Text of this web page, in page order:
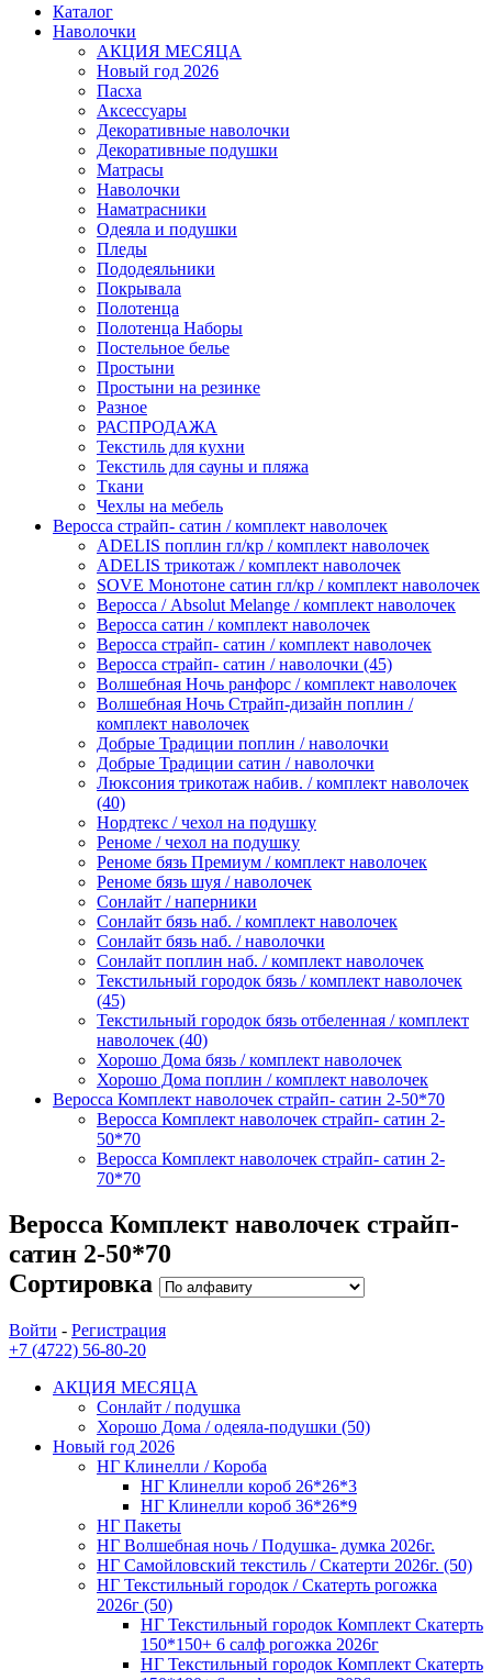
Каталог
Наволочки
АКЦИЯ МЕСЯЦА
Новый год 2026
Пасха
Аксессуары
Декоративные наволочки
Декоративные подушки
Матрасы
Наволочки
Наматрасники
Одеяла и подушки
Пледы
Пододеяльники
Покрывала
Полотенца
Полотенца Наборы
Постельное белье
Простыни
Простыни на резинке
Разное
РАСПРОДАЖА
Текстиль для кухни
Текстиль для сауны и пляжа
Ткани
Чехлы на мебель
Веросса страйп- сатин / комплект наволочек
ADELIS поплин гл/кр / комплект наволочек
ADELIS трикотаж / комплект наволочек
SOVE Монотоне сатин гл/кр / комплект наволочек
Веросса / Absolut Melange / комплект наволочек
Веросса сатин / комплект наволочек
Веросса страйп- сатин / комплект наволочек
Веросса страйп- сатин / наволочки (45)
Волшебная Ночь ранфорс / комплект наволочек
Волшебная Ночь Страйп-дизайн поплин /
комплект наволочек
Добрые Традиции поплин / наволочки
Добрые Традиции сатин / наволочки
Люксония трикотаж набив. / комплект наволочек
(40)
Нордтекс / чехол на подушку
Реноме / чехол на подушку
Реноме бязь Премиум / комплект наволочек
Реноме бязь шуя / наволочек
Сонлайт / наперники
Сонлайт бязь наб. / комплект наволочек
Сонлайт бязь наб. / наволочки
Сонлайт поплин наб. / комплект наволочек
Текстильный городок бязь / комплект наволочек
(45)
Текстильный городок бязь отбеленная / комплект
наволочек (40)
Хорошо Дома бязь / комплект наволочек
Хорошо Дома поплин / комплект наволочек
Веросса Комплект наволочек страйп- сатин 2-50*70
Веросса Комплект наволочек страйп- сатин 2-
50*70
Веросса Комплект наволочек страйп- сатин 2-
70*70
Веросса Комплект наволочек страйп-
сатин 2-50*70
Сортировка
Войти - Регистрация
+7 (4722) 56-80-20
АКЦИЯ МЕСЯЦА
Сонлайт / подушка
Хорошо Дома / одеяла-подушки (50)
Новый год 2026
НГ Клинелли / Короба
НГ Клинелли короб 26*26*3
НГ Клинелли короб 36*26*9
НГ Пакеты
НГ Волшебная ночь / Подушка- думка 2026г.
НГ Самойловский текстиль / Скатерти 2026г. (50)
НГ Текстильный городок / Скатерть рогожка
2026г (50)
НГ Текстильный городок Комплект Скатерть
150*150+ 6 салф рогожка 2026г
НГ Текстильный городок Комплект Скатерть